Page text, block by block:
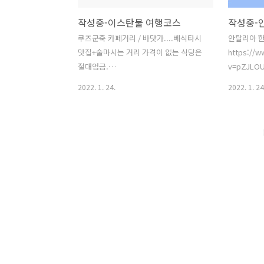
작성중-이스탄불 여행코스
쿠즈군죽 카페거리 / 바닷가....베식타시
맛집+술마시는 거리 가격이 없는 식당은
절대엄금.
2022. 1. 24.
작성중-
안탈리아
https://
2022. 1.